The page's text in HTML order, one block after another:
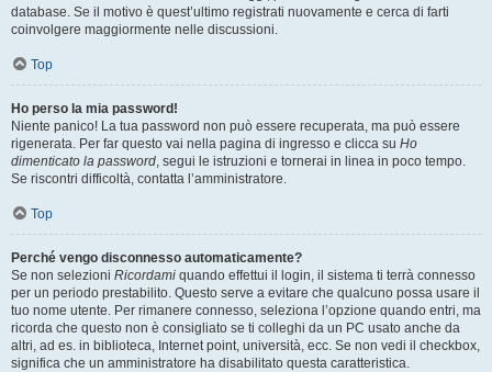
database. Se il motivo è quest’ultimo registrati nuovamente e cerca di farti
coinvolgere maggiormente nelle discussioni.
Top
Ho perso la mia password!
Niente panico! La tua password non può essere recuperata, ma può essere
rigenerata. Per far questo vai nella pagina di ingresso e clicca su Ho
dimenticato la password, segui le istruzioni e tornerai in linea in poco tempo.
Se riscontri difficoltà, contatta l’amministratore.
Top
Perché vengo disconnesso automaticamente?
Se non selezioni Ricordami quando effettui il login, il sistema ti terrà connesso
per un periodo prestabilito. Questo serve a evitare che qualcuno possa usare il
tuo nome utente. Per rimanere connesso, seleziona l’opzione quando entri, ma
ricorda che questo non è consigliato se ti colleghi da un PC usato anche da
altri, ad es. in biblioteca, Internet point, università, ecc. Se non vedi il checkbox,
significa che un amministratore ha disabilitato questa caratteristica.